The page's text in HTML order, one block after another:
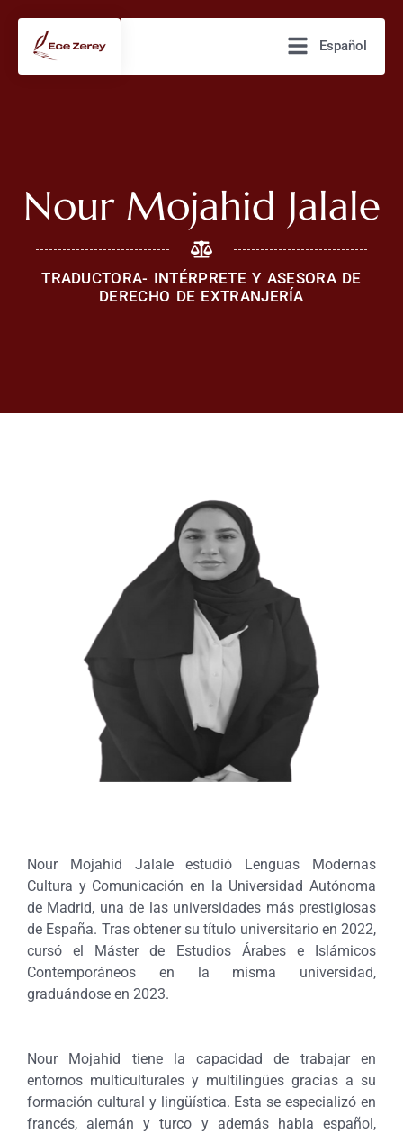
Español
Nour Mojahid Jalale
TRADUCTORA- INTÉRPRETE Y ASESORA DE
DERECHO DE EXTRANJERÍA
Nour Mojahid Jalale estudió Lenguas Modernas
Cultura y Comunicación en la Universidad Autónoma
de Madrid, una de las universidades más prestigiosas
de España. Tras obtener su título universitario en 2022,
cursó el Máster de Estudios Árabes e Islámicos
Contemporáneos en la misma universidad,
graduándose en 2023.
Nour Mojahid tiene la capacidad de trabajar en
entornos multiculturales y multilingües gracias a su
formación cultural y lingüística. Esta se especializó en
francés, alemán y turco y además habla español,